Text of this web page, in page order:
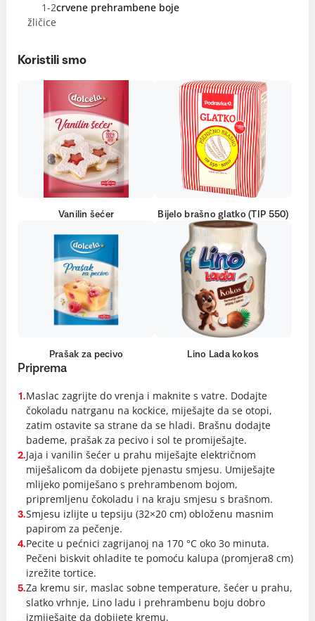
1-2
žličice
crvene prehrambene boje
Koristili smo
Vanilin šećer Bijelo brašno glatko (TIP 550)
Prašak za pecivo Lino Lada kokos
Priprema
1.Maslac zagrijte do vrenja i maknite s vatre. Dodajte
čokoladu natrganu na kockice, miješajte da se otopi,
zatim ostavite sa strane da se hladi. Brašnu dodajte
bademe, prašak za pecivo i sol te promiješajte.
2.Jaja i vanilin šećer u prahu miješajte električnom
miješalicom da dobijete pjenastu smjesu. Umiješajte
mlijeko pomiješano s prehrambenom bojom,
pripremljenu čokoladu i na kraju smjesu s brašnom.
3.Smjesu izlijte u tepsiju (32×20 cm) obloženu masnim
papirom za pečenje.
4.Pecite u pećnici zagrijanoj na 170 °C oko 3o minuta.
Pečeni biskvit ohladite te pomoću kalupa (promjera8 cm)
izrežite tortice.
5.Za kremu sir, maslac sobne temperature, šećer u prahu,
slatko vrhnje, Lino ladu i prehrambenu boju dobro
izmiješajte da dobijete kremu.